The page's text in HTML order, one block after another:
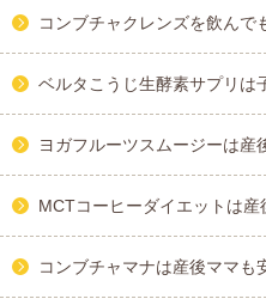
コンブチャクレンズを飲んで
ベルタこうじ生酵素サプリは
ヨガフルーツスムージーは産
MCTコーヒーダイエットは産
コンブチャマナは産後ママも